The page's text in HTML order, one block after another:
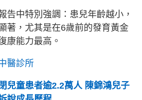
告中特別強調：患兒年齡越小，
著，尤其是在6歲前的發育黃金
康能力最高。
醫診所
兒童患者逾2.2萬人 陳錦鴻兒子